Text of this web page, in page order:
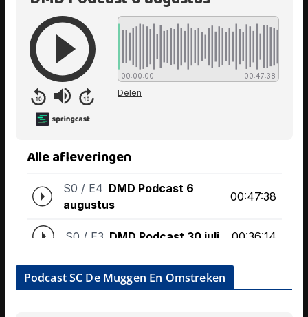
Podcast SC De Muggen En Omstreken